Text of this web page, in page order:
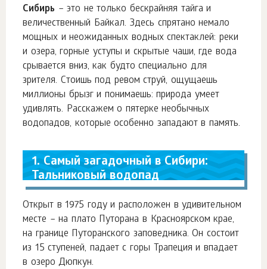
Сибирь – это не только бескрайняя тайга и
величественный Байкал. Здесь спрятано немало
мощных и неожиданных водных спектаклей: реки
и озера, горные уступы и скрытые чаши, где вода
срывается вниз, как будто специально для
зрителя. Стоишь под ревом струй, ощущаешь
миллионы брызг и понимаешь: природа умеет
удивлять. Расскажем о пятерке необычных
водопадов, которые особенно западают в память.
1. Самый загадочный в Сибири:
Тальниковый водопад
Открыт в 1975 году и расположен в удивительном
месте – на плато Путорана в Красноярском крае,
на границе Путоранского заповедника. Он состоит
из 15 ступеней, падает с горы Трапеция и впадает
в озеро Дюпкун.